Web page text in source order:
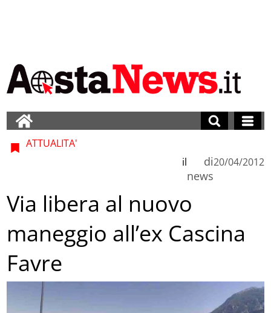
ATTUALITA'
di
news
il 20/04/2012
Via libera al nuovo
maneggio all’ex Cascina
Favre